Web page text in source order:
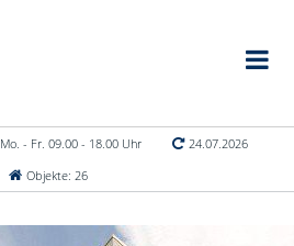
Mo. - Fr. 09.00 - 18.00 Uhr
24.07.2026
Objekte: 26